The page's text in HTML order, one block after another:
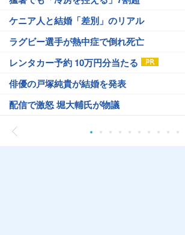
ケニア人と結婚「差別」のリアル
ラグビー選手が熱中症で倒れ死亡
レンタカー予約 10万円分当たる
俳優の戸塚純貴が結婚を発表
配信で激怒 堀大輔氏が物議